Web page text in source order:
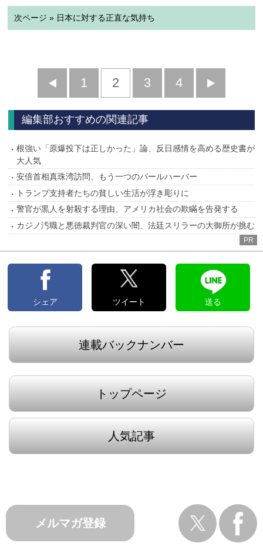
次ページ » 日本に対する正直な気持ち
前
へ
1 2 3 4
へ
編集部おすすめの関連記事
根強い「原爆投下は正しかった」論、反日感情を高める歴史書が
大人気
安倍首相真珠湾訪問、もう一つのパールハーバー
トランプ支持者たちの貧しい生活が浮き彫りに
警官が黒人を射殺する理由、アメリカ社会の欺瞞を告発する
カジノ汚職と悪徳裁判官の深い闇、法廷スリラーの大御所が挑む
PR
シェア ツイート 送る
連載バックナンバー
トップページ
人気記事
メルマガ登録